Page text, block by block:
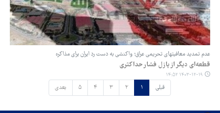
عدم تمدید معافیتهای تحریمی عراق؛ واکنشی به دست رد ایران برای مذاکره
قطعه‌ای دیگر از پازل فشار حداکثری
۱۴۰۳-۱۲-۱۹ ۱۴:۵۲
قبلی ۱ ۲ ۳ ۴ ۵ بعدی